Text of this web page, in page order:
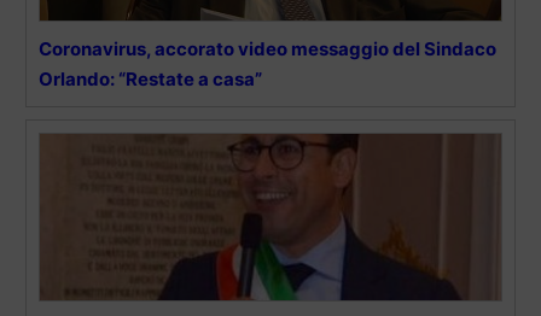
Coronavirus, accorato video messaggio del Sindaco
Orlando: “Restate a casa”